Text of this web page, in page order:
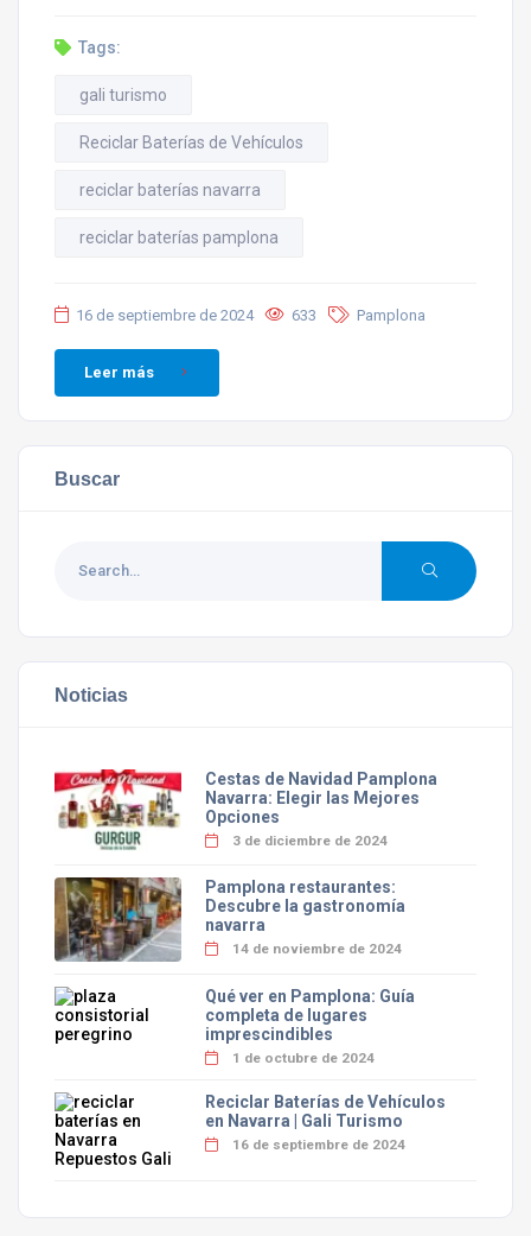
Tags:
gali turismo
Reciclar Baterías de Vehículos
reciclar baterías navarra
reciclar baterías pamplona
16 de septiembre de 2024 633 Pamplona
Leer más
Buscar
Noticias
Cestas de Navidad Pamplona
Navarra: Elegir las Mejores
Opciones
3 de diciembre de 2024
Pamplona restaurantes:
Descubre la gastronomía
navarra
14 de noviembre de 2024
Qué ver en Pamplona: Guía
completa de lugares
imprescindibles
1 de octubre de 2024
Reciclar Baterías de Vehículos
en Navarra | Gali Turismo
16 de septiembre de 2024